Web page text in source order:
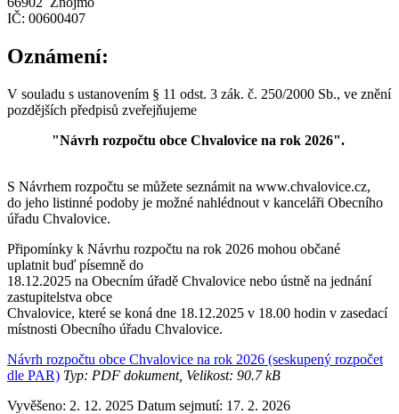
IČ: 00600407
Oznámení:
V souladu s ustanovením § 11 odst. 3 zák. č. 250/2000 Sb., ve znění
pozdějších předpisů zveřejňujeme
"Návrh rozpočtu obce Chvalovice na rok 2026".
S Návrhem rozpočtu se můžete seznámit na www.chvalovice.cz,
do jeho listinné podoby je možné nahlédnout v kanceláři Obecního
úřadu Chvalovice.
Připomínky k Návrhu rozpočtu na rok 2026 mohou občané
uplatnit buď písemně do
18.12.2025 na Obecním úřadě Chvalovice nebo ústně na jednání
zastupitelstva obce
Chvalovice, které se koná dne 18.12.2025 v 18.00 hodin v zasedací
místnosti Obecního úřadu Chvalovice.
Návrh rozpočtu obce Chvalovice na rok 2026 (seskupený rozpočet
dle PAR) Typ: PDF dokument, Velikost: 90.7 kB
Vyvěšeno: 2. 12. 2025 Datum sejmutí: 17. 2. 2026